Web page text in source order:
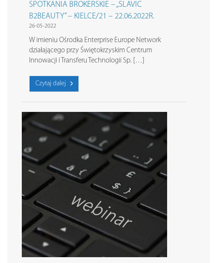
SPOTKANIA BROKERSKIE – „SLAVIC
B2BEAUTY” – KIELCE/21 – 22.06.2022R.
26-05-2022
W imieniu Ośrodka Enterprise Europe Network
działającego przy Świętokrzyskim Centrum
Innowacji i Transferu Technologii Sp. […]
Czytaj dalej